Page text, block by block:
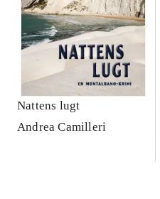
Nattens lugt
Andrea Camilleri